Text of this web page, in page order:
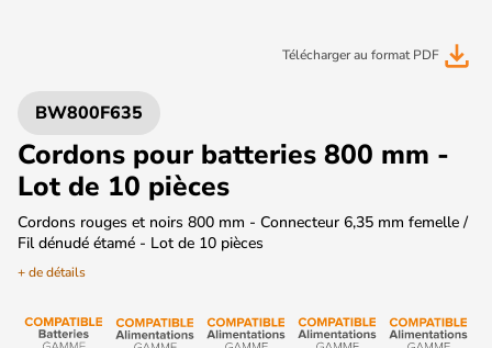
Télécharger au format PDF file_download
BW800F635
Cordons pour batteries 800 mm -
Lot de 10 pièces
Cordons rouges et noirs 800 mm - Connecteur 6,35 mm femelle /
Fil dénudé étamé - Lot de 10 pièces
+ de détails